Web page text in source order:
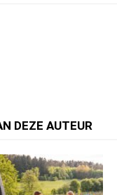
DEZE AUTEUR